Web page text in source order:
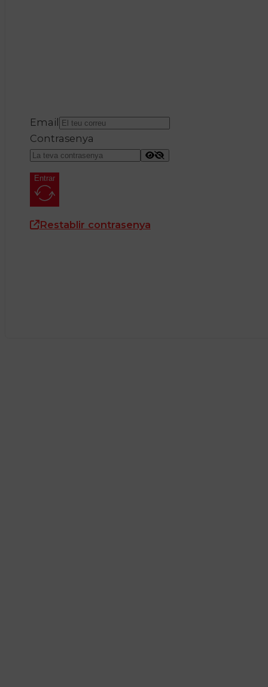
Email
Contrasenya
Entrar
Restablir contrasenya